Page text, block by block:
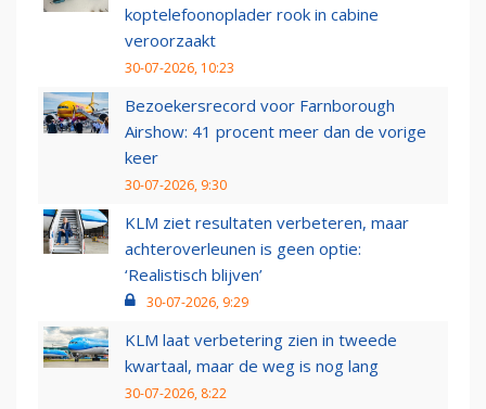
koptelefoonoplader rook in cabine
veroorzaakt
30-07-2026, 10:23
Bezoekersrecord voor Farnborough
Airshow: 41 procent meer dan de vorige
keer
30-07-2026, 9:30
KLM ziet resultaten verbeteren, maar
achteroverleunen is geen optie:
‘Realistisch blijven’
30-07-2026, 9:29
KLM laat verbetering zien in tweede
kwartaal, maar de weg is nog lang
30-07-2026, 8:22